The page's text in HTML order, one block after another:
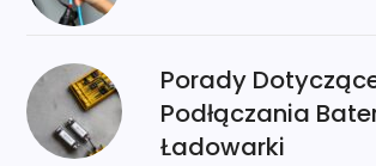
Porady
Podłączania
Ładowarki